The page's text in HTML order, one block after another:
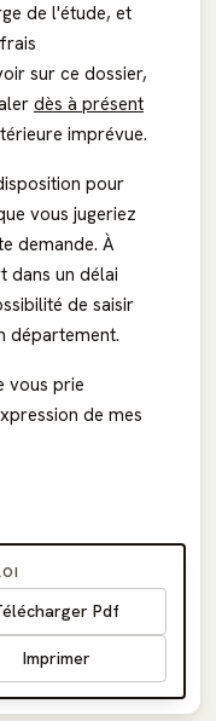
de l'étude, et
sur ce dossier,
dès à présent
imprévue.
pour
vous jugeriez
demande. À
dans un délai
de saisir
département.
vous prie
de mes
Pdf
Imprimer